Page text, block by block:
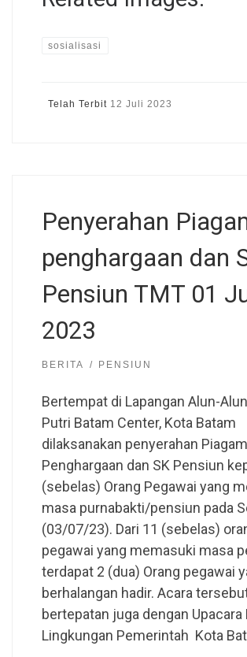
sosialisasi
Telah Terbit 12 Juli 2023
Penyerahan
penghargaan dan
Pensiun TMT 01
2023
BERITA PENSIUN
Bertempat di Lapangan Alun-
Putri Batam Center, Kota Batam
dilaksanakan penyerahan Piagam
Penghargaan dan SK Pensiun
(sebelas) Orang Pegawai yang
masa purnabakti/pensiun pada
(03/07/23). Dari 11 (sebelas)
pegawai yang memasuki masa
terdapat 2 (dua) Orang pegawai
berhalangan hadir. Acara
bertepatan juga dengan Upacara
Lingkungan Pemerintah Kota